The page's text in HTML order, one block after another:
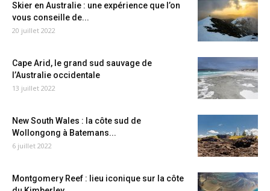
Skier en Australie : une expérience que l’on
vous conseille de...
20 juillet 2022
Cape Arid, le grand sud sauvage de
l’Australie occidentale
13 juillet 2022
New South Wales : la côte sud de
Wollongong à Batemans...
6 juillet 2022
Montgomery Reef : lieu iconique sur la côte